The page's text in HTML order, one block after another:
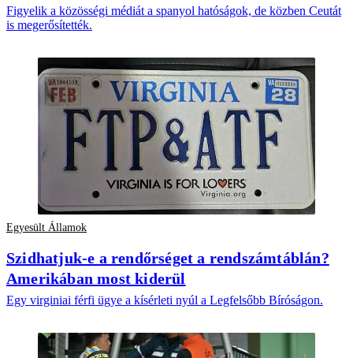
Figyelik a közösségi médiát a spanyol hatóságok, de közben Ceutát
is megerősítették.
Egyesült Államok
Szidhatjuk-e a rendőrséget a rendszámtáblán?
Amerikában most kiderül
Egy virginiai férfi ügye a kísérleti nyúl a Legfelsőbb Bíróságon.